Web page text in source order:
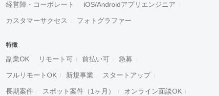
経営陣・コーポレート iOS/Androidアプリエンジニア
カスタマーサクセス フォトグラファー
特徴
副業OK リモート可 前払い可 急募
フルリモートOK 新規事業 スタートアップ
長期案件 スポット案件（1ヶ月） オンライン面談OK